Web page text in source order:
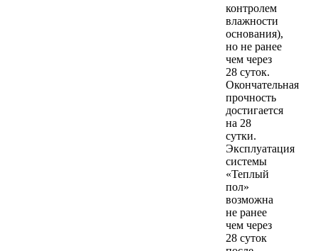
контролем
влажности
основания),
но не ранее
чем через
28 суток.
Окончательная
прочность
достигается
на 28
сутки.
Эксплуатация
системы
«Теплый
пол»
возможна
не ранее
чем через
28 суток